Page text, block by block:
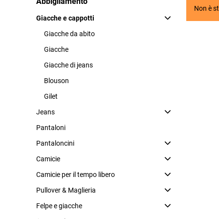
Giacche e cappotti
Giacche da abito
Giacche
Giacche di jeans
Blouson
Gilet
Jeans
Pantaloni
Pantaloncini
Camicie
Camicie per il tempo libero
Pullover & Maglieria
Felpe e giacche
Non è